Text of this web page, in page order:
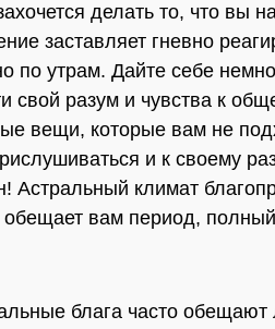
делать то, что вы
заставляет гневно
по утрам. Дайте себе
свой разум и чувства к
вещи, которые вам не
и к своему
Астральный климат
вам период,
блага часто